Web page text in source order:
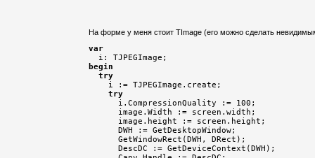
На форме у меня стоит TImage (его можно сделать
var
begin
try
    i := TJPEGImage.create;
try
      i.CompressionQuality := 100;
      image.Width := screen.width;
      image.height := screen.height;
      DWH := GetDesktopWindow;
      GetWindowRect(DWH, DRect);
      DescDC := GetDeviceContext(DWH);